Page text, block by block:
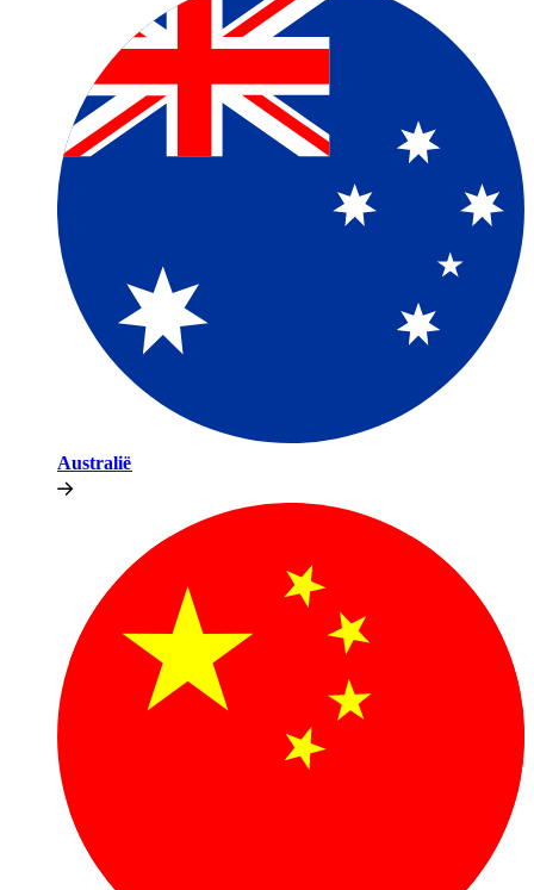
Australië​​